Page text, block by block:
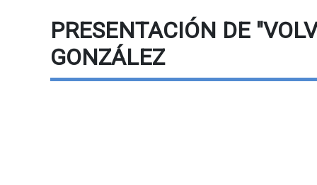
PRESENTACIÓN DE
GONZÁLEZ